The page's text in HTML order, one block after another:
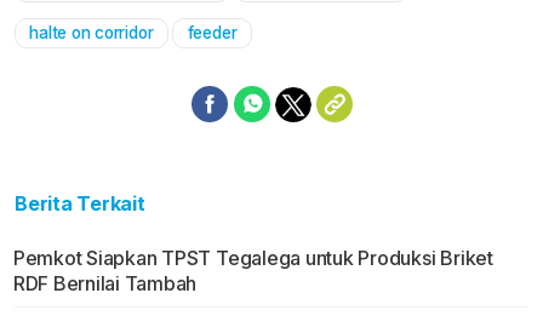
halte on corridor feeder
Berita Terkait
Pemkot Siapkan TPST Tegalega untuk Produksi Briket
RDF Bernilai Tambah